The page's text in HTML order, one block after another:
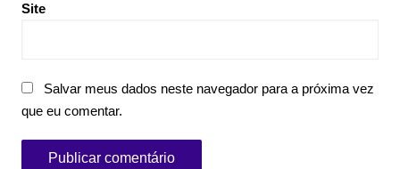
Site
Salvar meus dados neste navegador para a próxima vez
que eu comentar.